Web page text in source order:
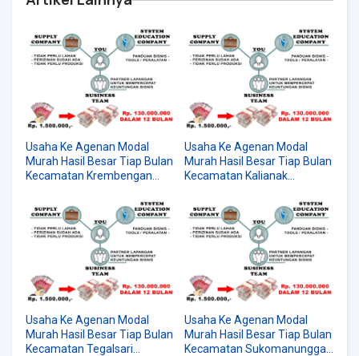
Usaha Ke Agenan Modal
Murah Hasil Besar Tiap Bulan
Kecamatan Krembengan
082230576028
Usaha Ke Agenan Modal
Murah Hasil Besar Tiap Bulan
Kecamatan Kalianak
082230576028
Usaha Ke Agenan Modal
Murah Hasil Besar Tiap Bulan
Kecamatan Tegalsari
Usaha Ke Agenan Modal
Murah Hasil Besar Tiap Bulan
Kecamatan Sukomanunggal